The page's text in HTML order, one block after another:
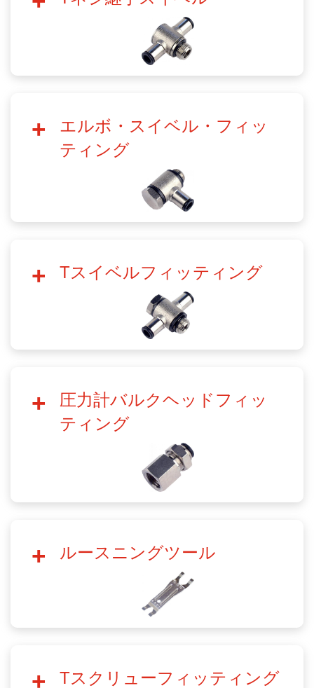
エルボ・スイベル・フィッ
ティング
Tスイベルフィッティング
圧力計バルクヘッドフィッ
ティング
ルースニングツール
Tスクリューフィッティング